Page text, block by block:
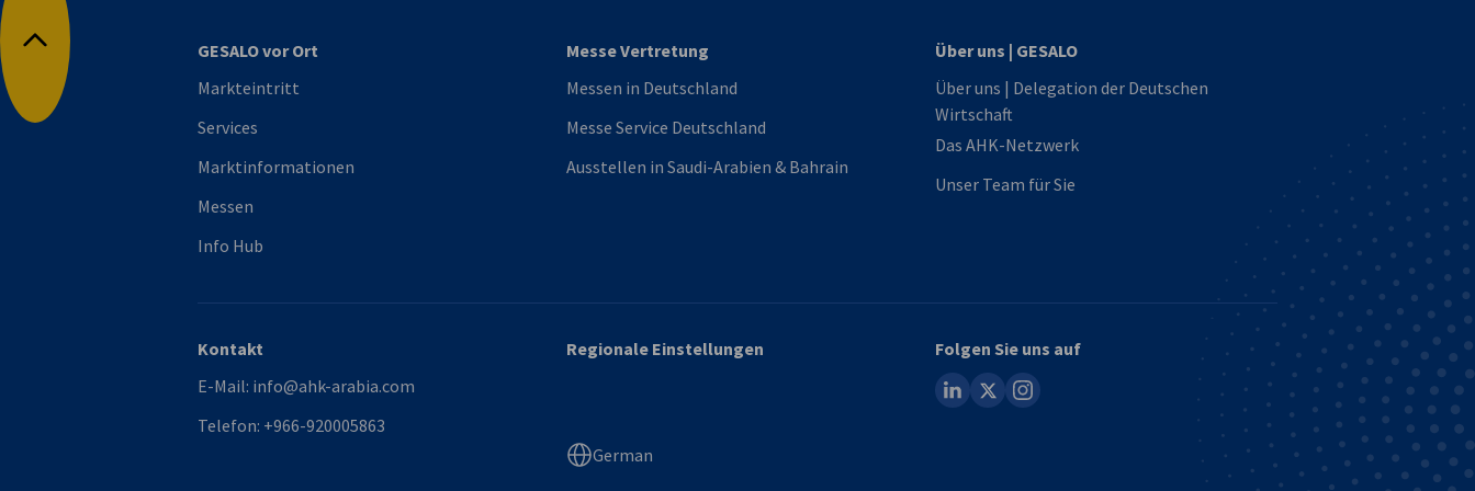
Nach oben
GESALO vor Ort
Markteintritt
Services
Marktinformationen
Messen
Info Hub
Messe Vertretung
Messen in Deutschland
Messe Service Deutschland
Ausstellen in Saudi-Arabien & Bahrain
Über uns | GESALO
Über uns | Delegation der Deutschen
Wirtschaft
Das AHK-Netzwerk
Unser Team für Sie
Kontakt
E-Mail: info@ahk-arabia.com
Telefon: +966-920005863
Regionale Einstellungen
German
Folgen Sie uns auf
linkedin
instagram